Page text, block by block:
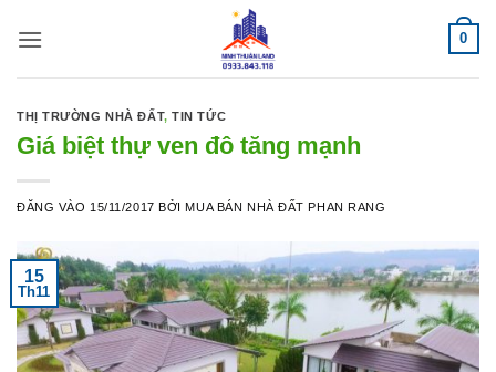
qua
0
THỊ TRƯỜNG NHÀ ĐẤT,TIN TỨC
Giá biệt thự ven đô tăng mạnh
ĐĂNG VÀO 15/11/2017 BỞI MUA BÁN NHÀ ĐẤT PHAN RANG
15
Th11